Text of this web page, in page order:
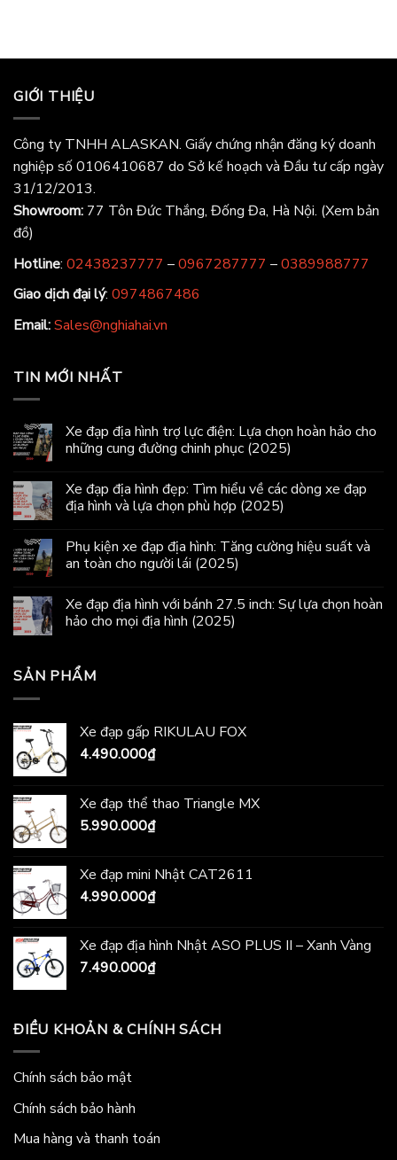
GIỚI THIỆU
Công ty TNHH ALASKAN. Giấy chứng nhận đăng ký doanh
nghiệp số 0106410687 do Sở kế hoạch và Đầu tư cấp ngày
31/12/2013.
Showroom: 77 Tôn Đức Thắng, Đống Đa, Hà Nội. (Xem bản
đồ)
Hotline: 02438237777 –0967287777 –0389988777
Giao dịch đại lý: 0974867486
Email:Sales@nghiahai.vn
TIN MỚI NHẤT
Xe đạp địa hình trợ lực điện: Lựa chọn hoàn hảo cho
những cung đường chinh phục (2025)
Xe đạp địa hình đẹp: Tìm hiểu về các dòng xe đạp
địa hình và lựa chọn phù hợp (2025)
Phụ kiện xe đạp địa hình: Tăng cường hiệu suất và
an toàn cho người lái (2025)
Xe đạp địa hình với bánh 27.5 inch: Sự lựa chọn hoàn
hảo cho mọi địa hình (2025)
SẢN PHẨM
Xe đạp gấp RIKULAU FOX
4.490.000₫
Xe đạp thể thao Triangle MX
5.990.000₫
Xe đạp mini Nhật CAT2611
4.990.000₫
Xe đạp địa hình Nhật ASO PLUS II – Xanh Vàng
7.490.000₫
ĐIỀU KHOẢN & CHÍNH SÁCH
Chính sách bảo mật
Chính sách bảo hành
Mua hàng và thanh toán